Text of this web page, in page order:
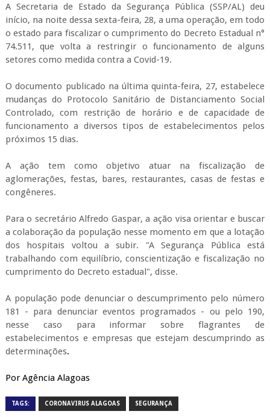
A Secretaria de Estado da Segurança Pública (SSP/AL) deu
início, na noite dessa sexta-feira, 28, a uma operação, em todo
o estado para fiscalizar o cumprimento do Decreto Estadual n°
74.511, que volta a restringir o funcionamento de alguns
setores como medida contra a Covid-19.
O documento publicado na última quinta-feira, 27, estabelece
mudanças do Protocolo Sanitário de Distanciamento Social
Controlado, com restrição de horário e de capacidade de
funcionamento a diversos tipos de estabelecimentos pelos
próximos 15 dias.
A ação tem como objetivo atuar na fiscalização de
aglomerações, festas, bares, restaurantes, casas de festas e
congêneres.
Para o secretário Alfredo Gaspar, a ação visa orientar e buscar
a colaboração da população nesse momento em que a lotação
dos hospitais voltou a subir. "A Segurança Pública está
trabalhando com equilíbrio, conscientização e fiscalização no
cumprimento do Decreto estadual", disse.
A população pode denunciar o descumprimento pelo número
181 - para denunciar eventos programados - ou pelo 190,
nesse caso para informar sobre flagrantes de
estabelecimentos e empresas que estejam descumprindo as
determinações.
Por Agência Alagoas
TAGS: CORONAVIRUS ALAGOAS SEGURANÇA